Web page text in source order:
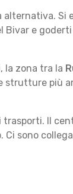
alternativa. Si
e
la zona tra la
più
Il
Ci sono